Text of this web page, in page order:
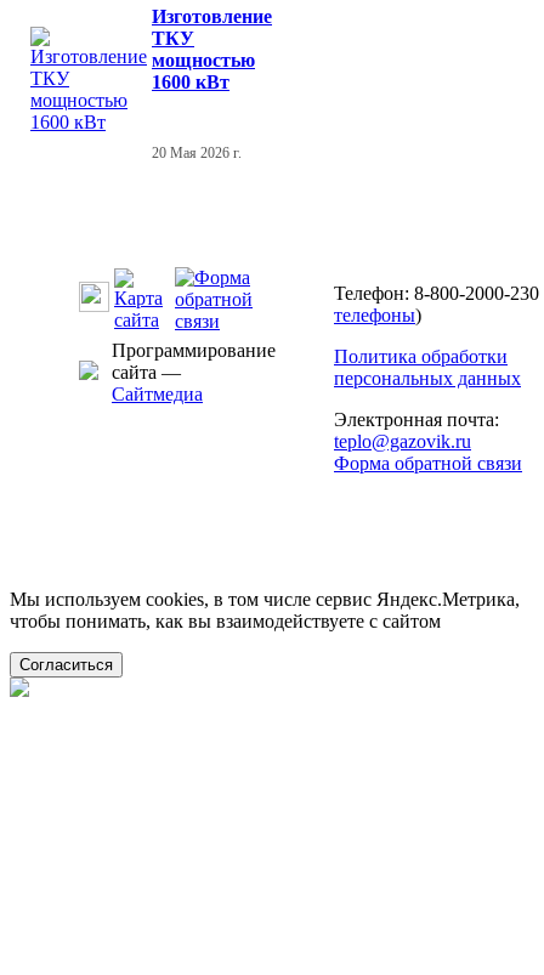
Изготовление
ТКУ
мощностью
1600 кВт
20 Мая 2026 г.
Программирование
сайта —
Сайтмедиа
Телефон: 8-800-2000-230
телефоны)
Политика обработки
персональных данных
Электронная почта:
teplo@gazovik.ru
Форма обратной связи
Мы используем cookies, в том числе сервис Яндекс.Метрика,
чтобы понимать, как вы взаимодействуете с сайтом
Согласиться